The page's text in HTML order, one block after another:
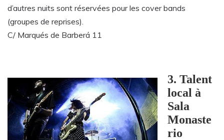
d’autres nuits sont réservées pour les cover bands
(groupes de reprises).
C/ Marqués de Barberá 11
3. Talent
local à
Sala
Monaste
rio